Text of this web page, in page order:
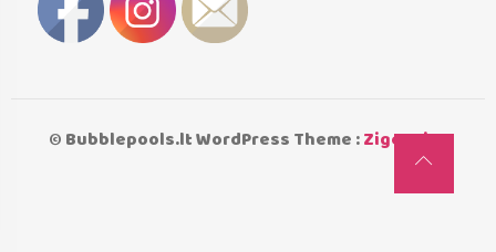
© Bubblepools.lt WordPress Theme :Zigcy Lite